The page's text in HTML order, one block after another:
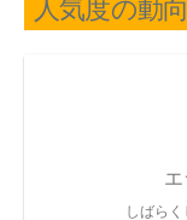
人気度の動向